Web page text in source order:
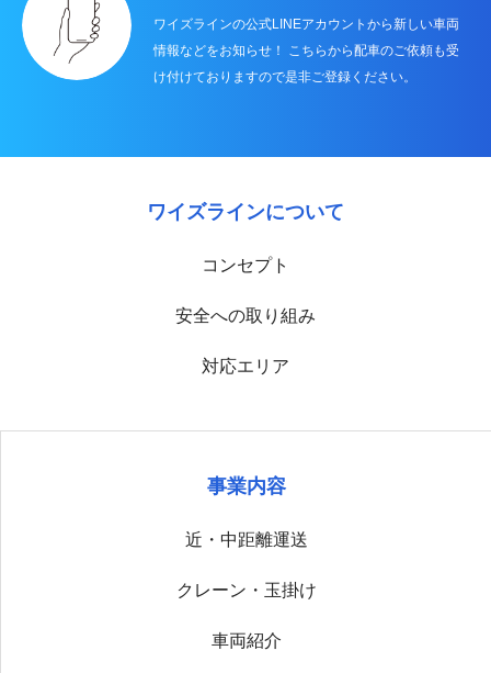
ワイズラインの公式LINEアカウントから新しい車両
情報などをお知らせ！ こちらから配車のご依頼も受
け付けておりますので是非ご登録ください。
ワイズラインについて
コンセプト
安全への取り組み
対応エリア
事業内容
近・中距離運送
クレーン・玉掛け
車両紹介